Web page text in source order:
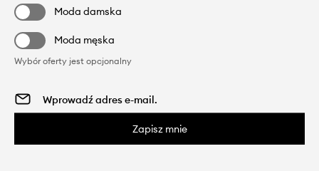
Moda damska
Moda męska
Wybór oferty jest opcjonalny
Zapisz mnie